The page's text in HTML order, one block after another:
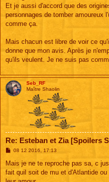
g
e
Et je aussi d'accord que des
personnages de tomber amoureux
comme ça.
Mais chacun est libre de voir ce
donne que mon avis. Après je
qu'ils veulent. Je ne suis pas
Seb_RF
Maître Shaolin
Re: Esteban et Zia [Spoilers
M
s
a
g
08 12 2016, 17:13
Mais je ne te reproche pas sa, c
fait quil soit de mu et d'Atlantide